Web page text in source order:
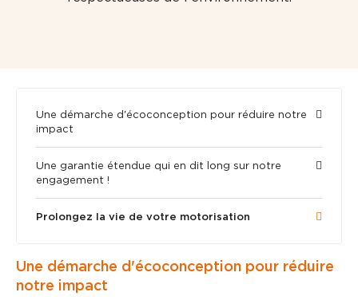
Une démarche d'écoconception pour réduire notre
impact​
Une garantie étendue qui en dit long sur notre
engagement !​
Prolongez la vie de votre motorisation​
Une démarche d'écoconception pour réduire
notre impact